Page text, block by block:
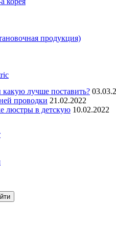
продукция)
лучше поставить?
проводки 21.02.2022
люстры в детскую 10.02.2022